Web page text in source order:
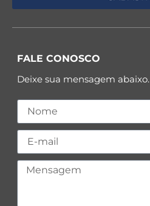
FALE CONOSCO
Deixe sua mensagem abaixo.